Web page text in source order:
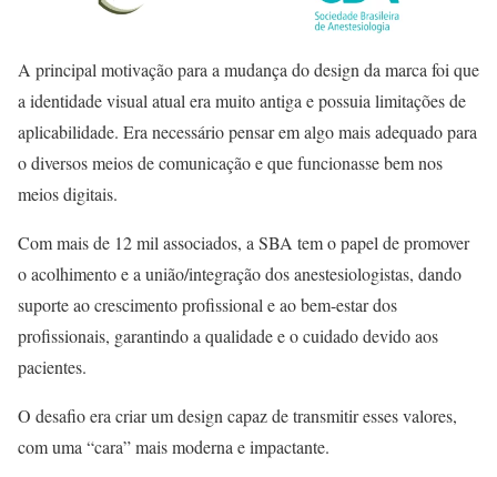
A principal motivação para a mudança do design da marca foi que
a identidade visual atual era muito antiga e possuia limitações de
aplicabilidade. Era necessário pensar em algo mais adequado para
o diversos meios de comunicação e que funcionasse bem nos
meios digitais.
Com mais de 12 mil associados, a SBA tem o papel de promover
o acolhimento e a união/integração dos anestesiologistas, dando
suporte ao crescimento profissional e ao bem-estar dos
profissionais, garantindo a qualidade e o cuidado devido aos
pacientes.
O desafio era criar um design capaz de transmitir esses valores,
com uma “cara” mais moderna e impactante.